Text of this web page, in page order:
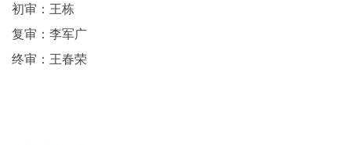
初审：王栋
复审：李军广
终审：王春荣